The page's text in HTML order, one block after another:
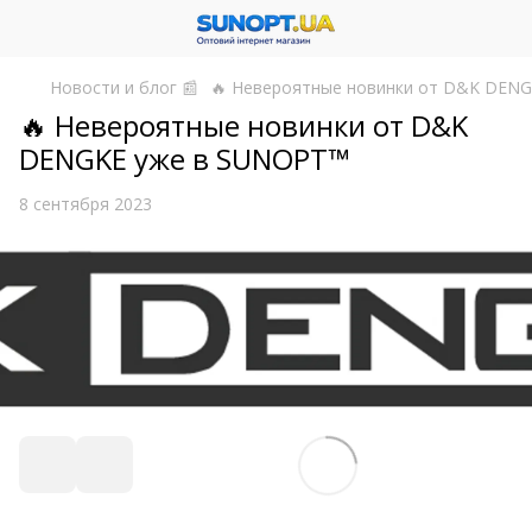
Новости и блог 📰 🔥 Невероятные новинки от D&K
🔥 Невероятные новинки от D&K
DENGKE уже в SUNOPT™
8 сентября 2023